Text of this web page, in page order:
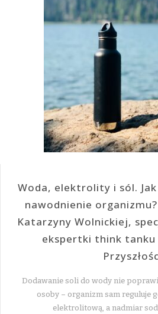
Woda, elektrolity i sól. Jak
nawodnienie
Katarzyny Wolnickiej,
ekspertki think tanku
Dodawanie soli do wody nie
osoby – organizm sam reguluje
elektrolitową, a nadmiar